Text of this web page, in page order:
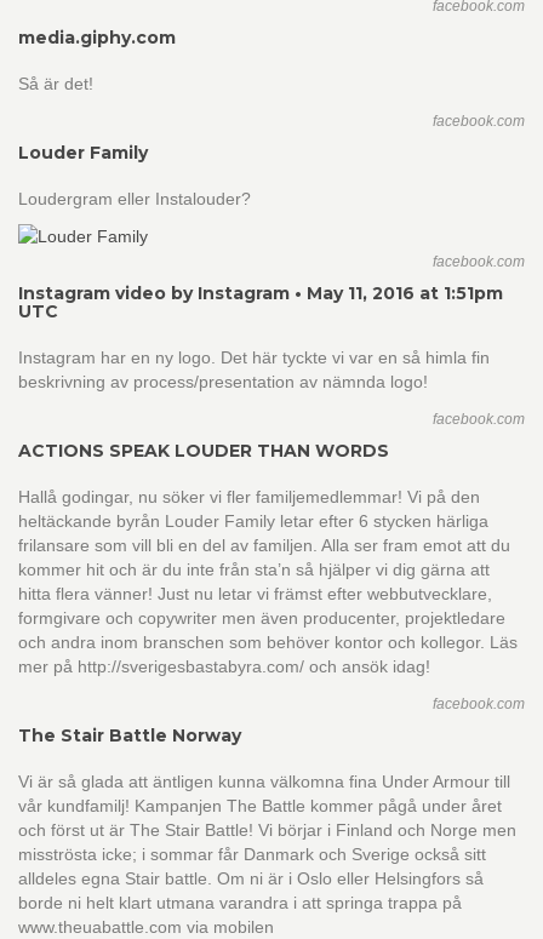
facebook.com
media.giphy.com
Så är det!
facebook.com
Louder Family
Loudergram eller Instalouder?
facebook.com
Instagram video by Instagram • May 11, 2016 at 1:51pm
UTC
Instagram har en ny logo. Det här tyckte vi var en så himla fin
beskrivning av process/presentation av nämnda logo!
facebook.com
ACTIONS SPEAK LOUDER THAN WORDS
Hallå godingar, nu söker vi fler familjemedlemmar! Vi på den
heltäckande byrån Louder Family letar efter 6 stycken härliga
frilansare som vill bli en del av familjen. Alla ser fram emot att du
kommer hit och är du inte från sta’n så hjälper vi dig gärna att
hitta flera vänner! Just nu letar vi främst efter webbutvecklare,
formgivare och copywriter men även producenter, projektledare
och andra inom branschen som behöver kontor och kollegor. Läs
mer på http://sverigesbastabyra.com/ och ansök idag!
facebook.com
The Stair Battle Norway
Vi är så glada att äntligen kunna välkomna fina Under Armour till
vår kundfamilj! Kampanjen The Battle kommer pågå under året
och först ut är The Stair Battle! Vi börjar i Finland och Norge men
misströsta icke; i sommar får Danmark och Sverige också sitt
alldeles egna Stair battle. Om ni är i Oslo eller Helsingfors så
borde ni helt klart utmana varandra i att springa trappa på
www.theuabattle.com via mobilen